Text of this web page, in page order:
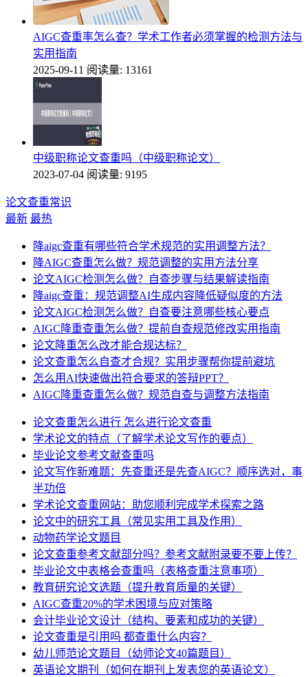
AIGC查重率怎么查？学术工作者必须掌握的检测方法与
实用指南
2025-09-11 阅读量: 13161
中级职称论文查重吗（中级职称论文）
2023-07-04 阅读量: 9195
论文查重常识
最新 最热
降aigc查重有哪些符合学术规范的实用调整方法？
降AIGC查重怎么做？规范调整的实用方法分享
论文AIGC检测怎么做？自查步骤与结果解读指南
降aigc查重：规范调整AI生成内容降低疑似度的方法
论文AIGC检测怎么做？自查要注意哪些核心要点
AIGC降重查重怎么做？提前自查规范修改实用指南
论文降重怎么改才能合规达标？
论文查重怎么自查才合规？实用步骤帮你提前避坑
怎么用AI快速做出符合要求的答辩PPT？
AIGC降重查重怎么做？规范自查与调整方法指南
论文查重怎么进行 怎么进行论文查重
学术论文的特点（了解学术论文写作的要点）
毕业论文参考文献查重吗
论文写作新难题：先查重还是先查AIGC？顺序选对，事
半功倍
学术论文查重网站：助您顺利完成学术探索之路
论文中的研究工具（常见实用工具及作用）
动物药学论文题目
论文查重参考文献部分吗？参考文献附录要不要上传？
毕业论文中表格会查重吗（表格查重注意事项）
教育研究论文选题（提升教育质量的关键）
AIGC查重20%的学术困境与应对策略
会计毕业论文设计（结构、要素和成功的关键）
论文查重是引用吗 都查重什么内容？
幼儿师范论文题目（幼师论文40篇题目）
英语论文期刊（如何在期刊上发表您的英语论文）